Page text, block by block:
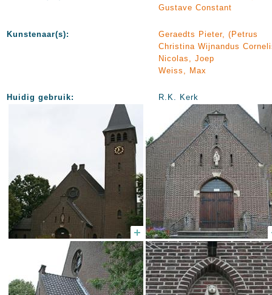
Gustave Constant
Kunstenaar(s):
Geraedts Pieter, (Petrus
Christina Wijnandus
Nicolas, Joep
Weiss, Max
Huidig gebruik: R.K. Kerk